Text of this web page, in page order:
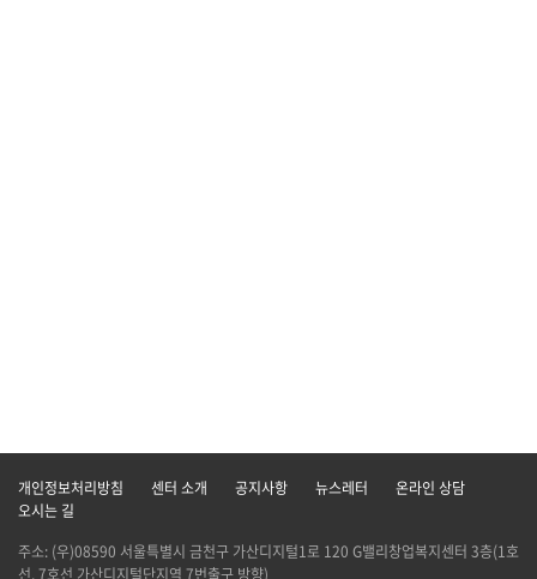
개인정보처리방침 센터 소개 공지사항 뉴스레터
온라인 상담
오시는 길
주소: (우)08590 서울특별시 금천구 가산디지털1로 120 G밸리창업복지센터 3층(1호
선, 7호선 가산디지털단지역 7번출구 방향)